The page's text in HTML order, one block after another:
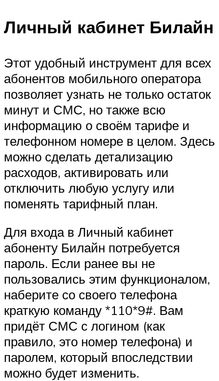
Личный кабинет Билайн
Этот удобный инструмент для всех
абонентов мобильного оператора
позволяет узнать не только остаток
минут и СМС, но также всю
информацию о своём тарифе и
телефонном номере в целом. Здесь
можно сделать детализацию
расходов, активировать или
отключить любую услугу или
поменять тарифный план.
Для входа в Личный кабинет
абоненту Билайн потребуется
пароль. Если ранее вы не
пользовались этим функционалом,
наберите со своего телефона
краткую команду *110*9#. Вам
придёт СМС с логином (как
правило, это номер телефона) и
паролем, который впоследствии
можно будет изменить.